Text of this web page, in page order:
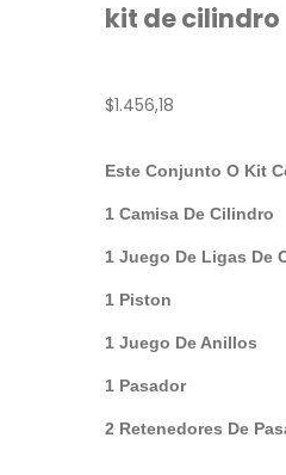
kit de cilindro
$1.456,18
Este Conjunto O Kit
1 Camisa De Cilindro
1 Juego De Ligas De
1 Piston
1 Juego De Anillos
1 Pasador
2 Retenedores De